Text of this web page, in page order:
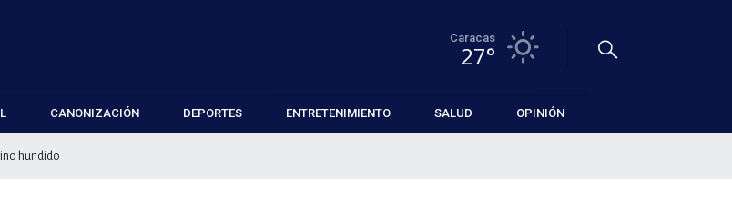
Caracas
27°
CANONIZACIÓN DEPORTES ENTRETENIMIENTO SALUD OPINIÓN
hundido